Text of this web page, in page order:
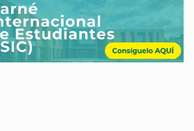
y deseas conocer todas las
optar, no tienes más que